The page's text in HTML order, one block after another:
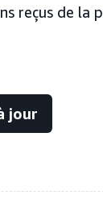
reçus de la
jour